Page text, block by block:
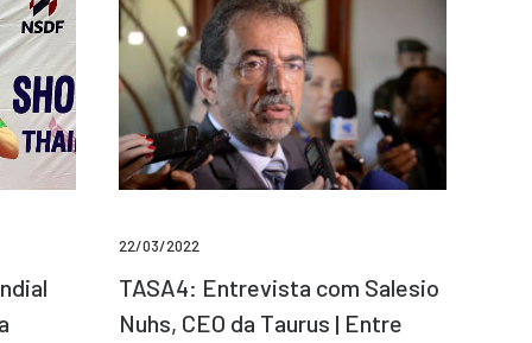
22/03/2022
TASA4: Entrevista com Salesio
Nuhs, CEO da Taurus | Entre